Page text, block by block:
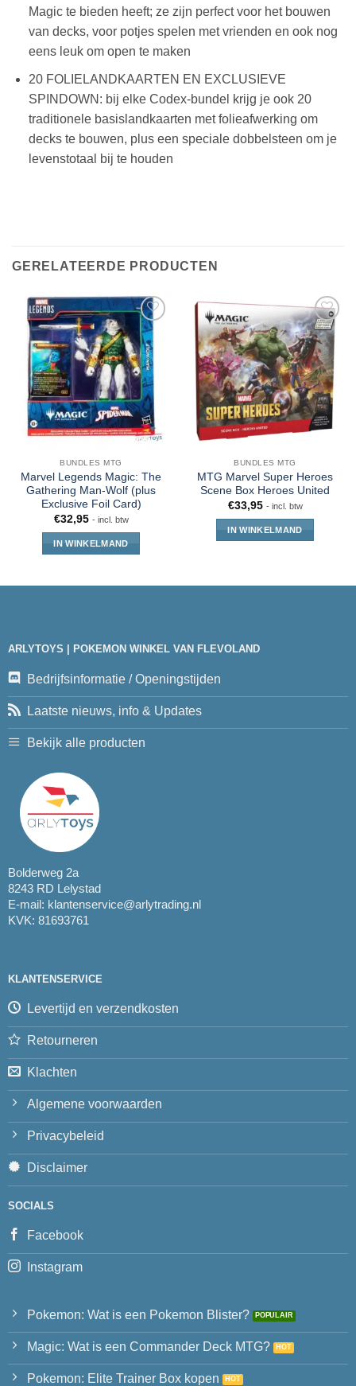
Magic te bieden heeft; ze zijn perfect voor het bouwen
van decks, voor potjes spelen met vrienden en ook nog
eens leuk om open te maken
20 FOLIELANDKAARTEN EN EXCLUSIEVE
SPINDOWN: bij elke Codex-bundel krijg je ook 20
traditionele basislandkaarten met folieafwerking om
decks te bouwen, plus een speciale dobbelsteen om je
levenstotaal bij te houden
GERELATEERDE PRODUCTEN
BUNDLES MTG
Marvel Legends Magic: The
Gathering Man-Wolf (plus
Exclusive Foil Card)
€32,95 - incl. btw
IN WINKELMAND
BUNDLES MTG
MTG Marvel Super Heroes
Scene Box Heroes United
€33,95 - incl. btw
IN WINKELMAND
ARLYTOYS | POKEMON WINKEL VAN FLEVOLAND
Bedrijfsinformatie / Openingstijden
Laatste nieuws, info & Updates
Bekijk alle producten
Bolderweg 2a
8243 RD Lelystad
E-mail: klantenservice@arlytrading.nl
KVK: 81693761
KLANTENSERVICE
Levertijd en verzendkosten
Retourneren
Klachten
Algemene voorwaarden
Privacybeleid
Disclaimer
SOCIALS
Facebook
Instagram
Pokemon: Wat is een Pokemon Blister?
Magic: Wat is een Commander Deck MTG?
Pokemon: Elite Trainer Box kopen